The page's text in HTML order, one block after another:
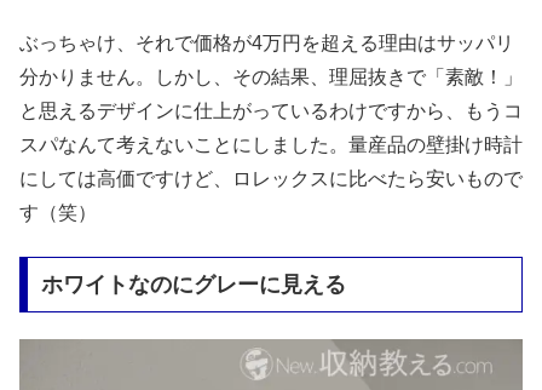
ぶっちゃけ、それで価格が4万円を超える理由はサッパリ
分かりません。しかし、その結果、理屈抜きで「素敵！」
と思えるデザインに仕上がっているわけですから、もうコ
スパなんて考えないことにしました。量産品の壁掛け時計
にしては高価ですけど、ロレックスに比べたら安いもので
す（笑）
ホワイトなのにグレーに見える